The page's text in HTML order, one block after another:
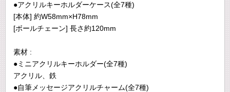
●アクリルキーホルダーケース(全7種)
[本体] 約W58mm×H78mm
[ボールチェーン] 長さ約120mm
素材 :
●ミニアクリルキーホルダー(全7種)
アクリル、鉄
●自筆メッセージアクリルチャーム(全7種)